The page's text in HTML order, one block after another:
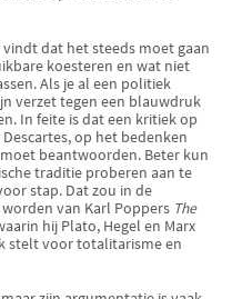
dat het steeds moet gaan
koesteren en wat niet
Als je al een politiek
verzet tegen een blauwdruk
In feite is dat een kritiek op
op het bedenken
beantwoorden. Beter kun
traditie proberen aan te
stap. Dat zou in de
van Karl Poppers The
hij Plato, Hegel en Marx
stelt voor totalitarisme en